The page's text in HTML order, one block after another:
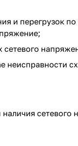
и перегрузок
неисправности